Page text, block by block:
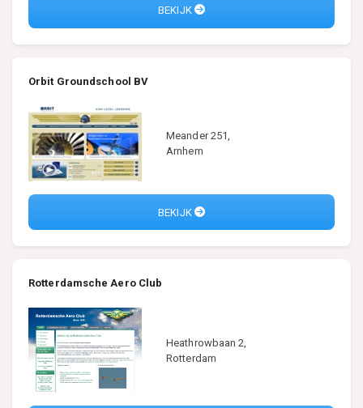
BEKIJK
Orbit Groundschool BV
Meander 251,
Arnhem
BEKIJK
Rotterdamsche Aero Club
Heathrowbaan 2,
Rotterdam